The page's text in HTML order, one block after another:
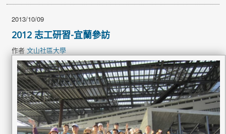
2013/10/09
2012 志工研習-宜蘭參訪
作者文山社區大學